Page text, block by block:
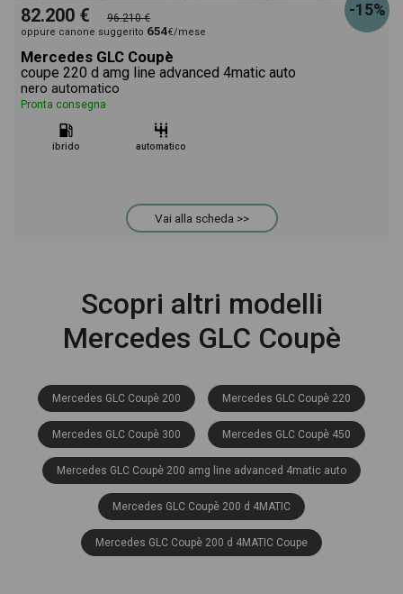
-15%
82.200 € 96.210 €
oppure canone suggerito 654€/mese
Mercedes GLC Coupè
coupe 220 d amg line advanced 4matic auto
nero automatico
Pronta consegna
ibrido automatico
Vai alla scheda >>
Scopri altri modelli
Mercedes GLC Coupè
Mercedes GLC Coupè 200 Mercedes GLC Coupè 220
Mercedes GLC Coupè 300 Mercedes GLC Coupè 450
Mercedes GLC Coupè 200 amg line advanced 4matic auto
Mercedes GLC Coupè 200 d 4MATIC
Mercedes GLC Coupè 200 d 4MATIC Coupe